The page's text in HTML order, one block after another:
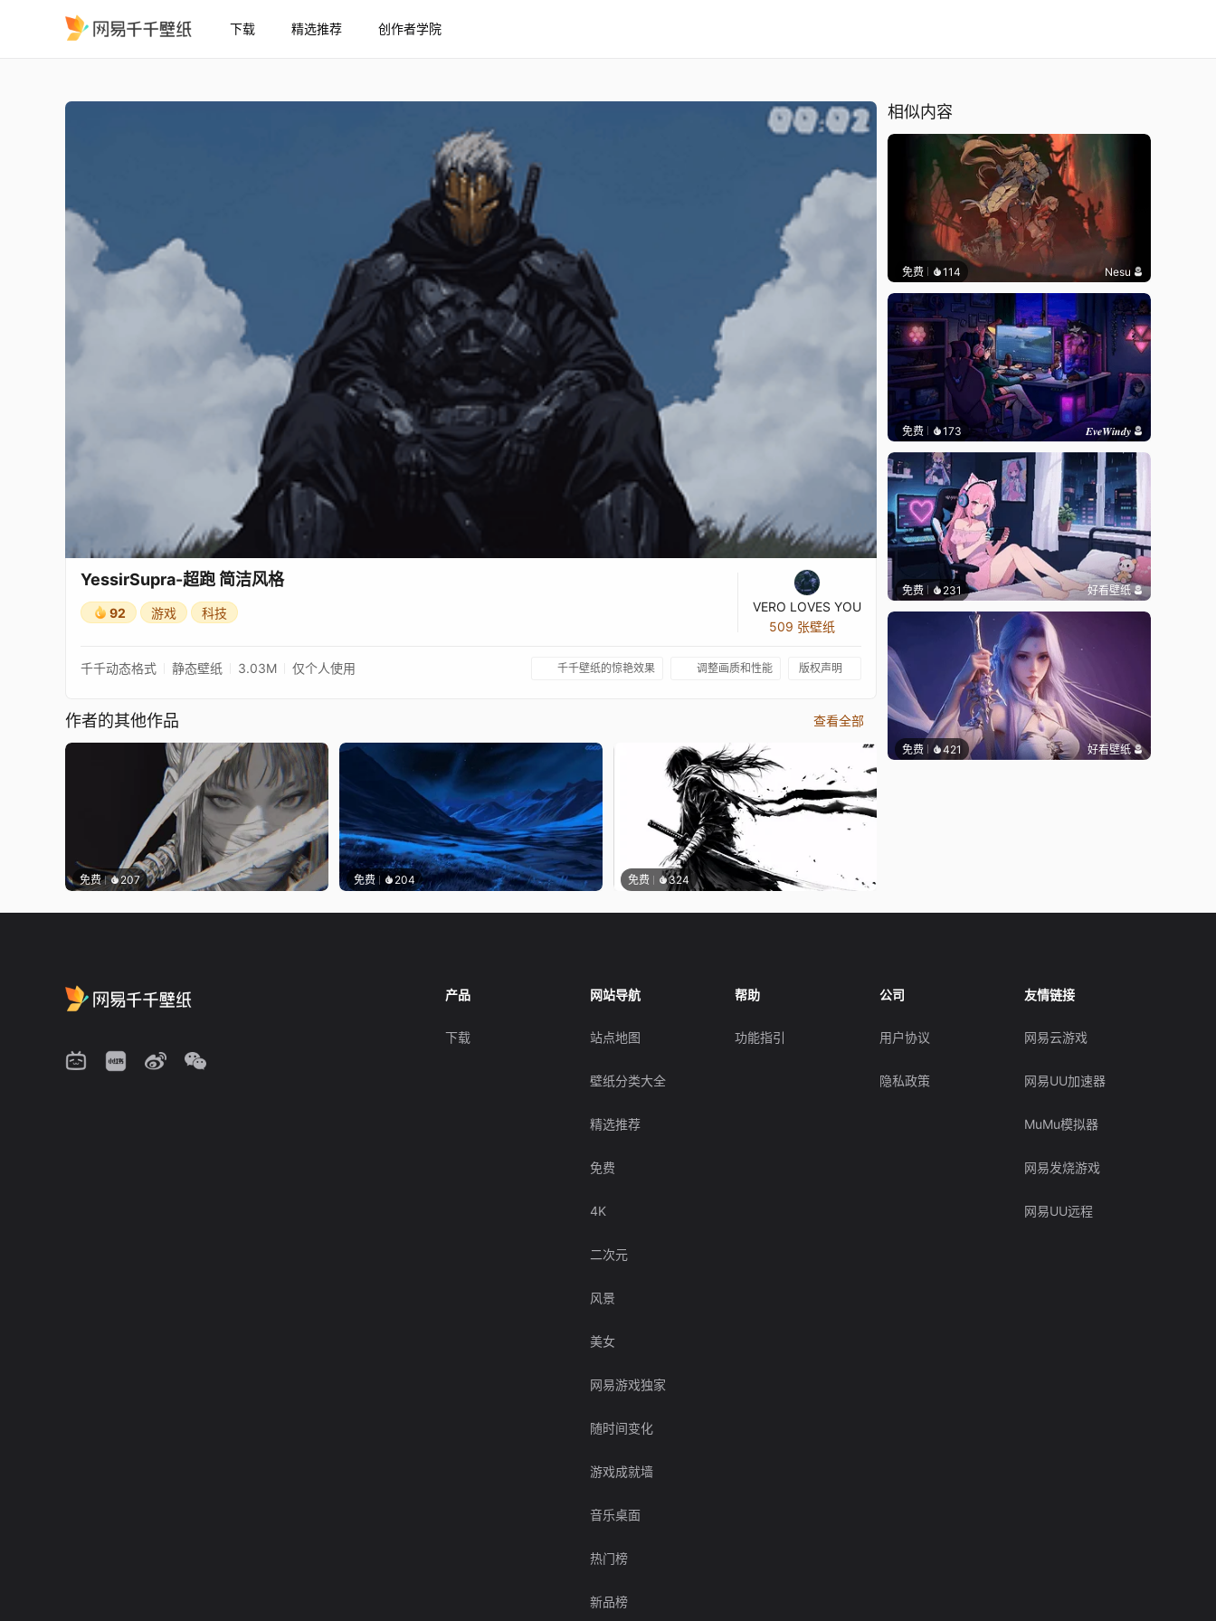
下载 精选推荐 创作者学院
YessirSupra-超跑 简洁风格
92 游戏 科技
VERO LOVES YOU
509 张壁纸
千千动态格式 静态壁纸 3.03M 仅个人使用 千千壁纸的惊艳效果 调整画质和性能 版权声明
作者的其他作品 查看全部
免费 207 免费 204 免费 324
相似内容
免费 114 Nesu
免费 173 𝑬𝒗𝒆𝑾𝒊𝒏𝒅𝒚
免费 231 好看壁纸
免费 421 好看壁纸
产品
下载
网站导航
站点地图
壁纸分类大全
精选推荐
免费
4K
二次元
风景
美女
网易游戏独家
随时间变化
游戏成就墙
音乐桌面
热门榜
新品榜
帮助
功能指引
公司
用户协议
隐私政策
友情链接
网易云游戏
网易UU加速器
MuMu模拟器
网易发烧游戏
网易UU远程